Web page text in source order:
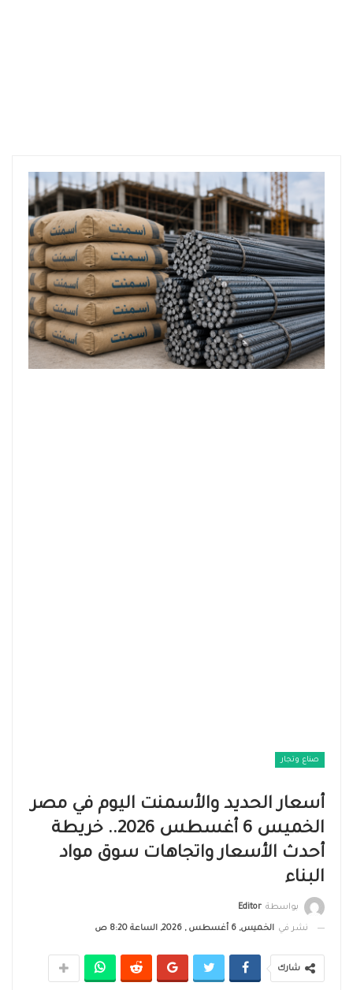
صناع وتجار
أسعار الحديد والأسمنت اليوم في مصر
الخميس 6 أغسطس 2026.. خريطة
أحدث الأسعار واتجاهات سوق مواد
البناء
بواسطة Editor
نشر في الخميس, 6 أغسطس , 2026, الساعة 8:20 ص
شارك